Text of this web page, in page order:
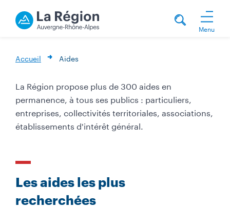
Menu
Accueil Aides
La Région propose plus de 300 aides en
permanence, à tous ses publics : particuliers,
entreprises, collectivités territoriales, associations,
établissements d'intérêt général.
i
t
r
e
Les aides les plus
recherchées